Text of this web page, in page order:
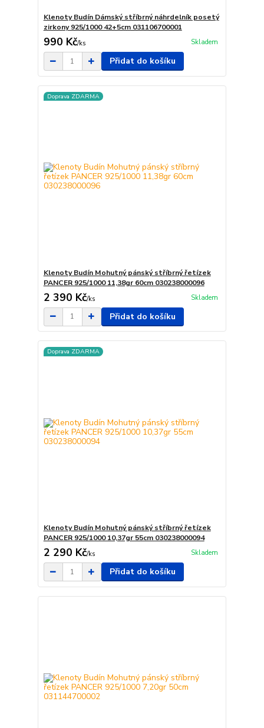
Klenoty Budín Dámský stříbrný náhrdelník posetý
zirkony 925/1000 42+5cm 031106700001
990 Kč/ks Skladem
Přidat do košíku
Doprava ZDARMA
Klenoty Budín Mohutný pánský stříbrný řetízek
PANCER 925/1000 11,38gr 60cm 030238000096
2 390 Kč/ks Skladem
Přidat do košíku
Doprava ZDARMA
Klenoty Budín Mohutný pánský stříbrný řetízek
PANCER 925/1000 10,37gr 55cm 030238000094
2 290 Kč/ks Skladem
Přidat do košíku